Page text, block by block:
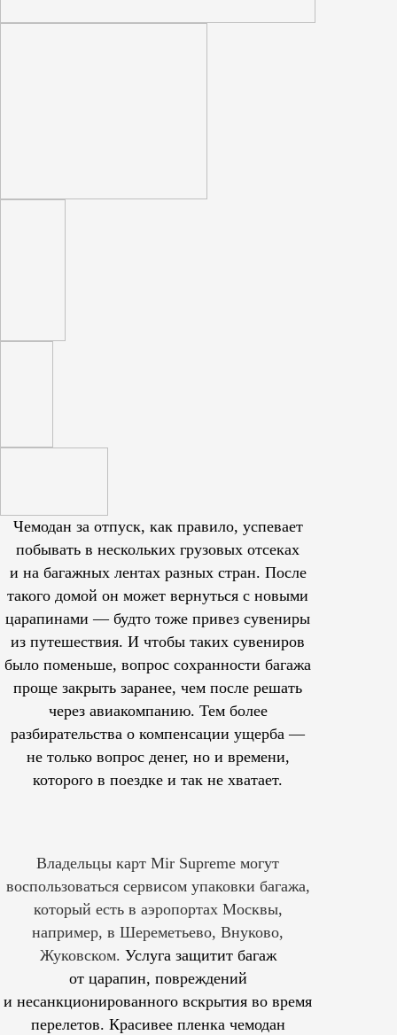
Чемодан за отпуск, как правило, успевает
побывать в нескольких грузовых отсеках
и на багажных лентах разных стран. После
такого домой он может вернуться с новыми
царапинами — будто тоже привез сувениры
из путешествия. И чтобы таких сувениров
было поменьше, вопрос сохранности багажа
проще закрыть заранее, чем после решать
через авиакомпанию. Тем более
разбирательства о компенсации ущерба —
не только вопрос денег, но и времени,
которого в поездке и так не хватает.
Владельцы карт Mir Supreme могут
воспользоваться сервисом упаковки багажа,
который есть в аэропортах Москвы,
например, в Шереметьево, Внуково,
Жуковском. Услуга защитит багаж
от царапин, повреждений
и несанкционированного вскрытия во время
перелетов. Красивее пленка чемодан